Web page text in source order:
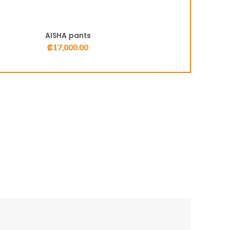
AISHA pants
₡17,000.00